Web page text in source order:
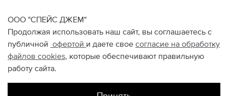
ООО "СПЕЙС ДЖЕМ"
Продолжая использовать наш сайт, вы соглашаетесь с
публичной офертой и даете свое согласие на обработку
файлов cookies, которые обеспечивают правильную
работу сайта.